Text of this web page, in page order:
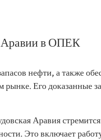
Аравии в ОПЕК
нефти, а также
рынке. Его доказанные
Аравия
Это включает